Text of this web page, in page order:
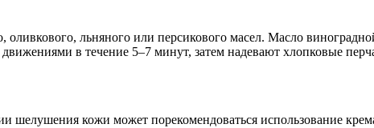
льняного или персикового масел. Масло
в течение 5–7 минут, затем надевают хлопковые
кожи может порекомендоваться использование